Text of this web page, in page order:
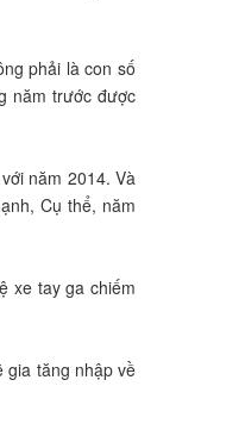
phải là con số
năm trước được
năm 2014. Và
Cụ thể, năm
xe tay ga chiếm
gia tăng nhập về